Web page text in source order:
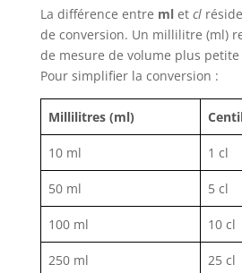
La différence entre mlet cl
de conversion. Un millilitre (ml)
de mesure de volume plus petite
Pour simplifier la conversion :
Millilitres (ml)
10 ml 1 cl
50 ml 5 cl
100 ml 10 cl
250 ml 25 cl